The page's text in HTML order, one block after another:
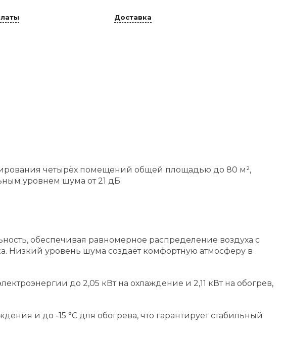
Доставка
четырёх помещений общей площадью до 80 м²,
уровнем шума от 21 дБ.
обеспечивая равномерное распределение воздуха с
Низкий уровень шума создаёт комфортную атмосферу в
до 2,05 кВт на охлаждение и 2,11 кВт на обогрев,
и до -15 °C для обогрева, что гарантирует стабильный